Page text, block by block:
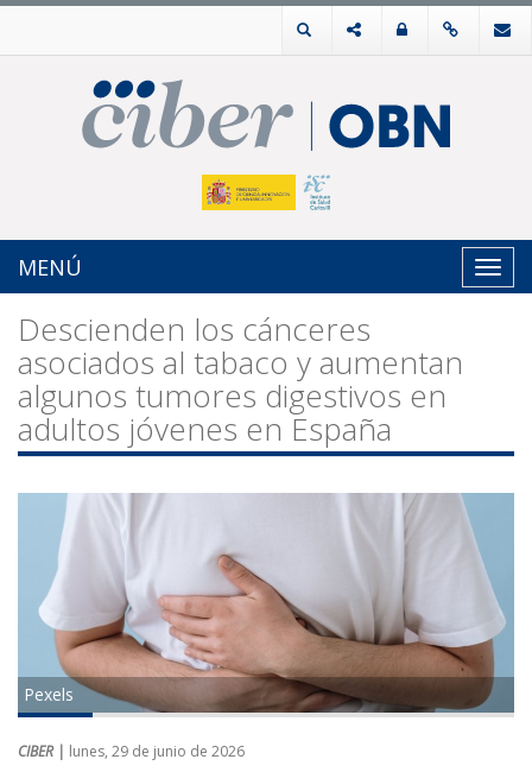
MENÚ
Descienden los cánceres
asociados al tabaco y aumentan
algunos tumores digestivos en
adultos jóvenes en España
Pexels
CIBER | lunes, 29 de junio de 2026